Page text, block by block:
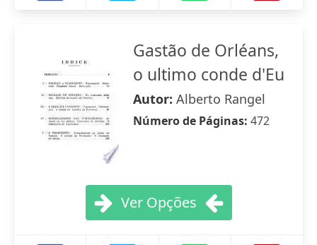
Gastão de Orléans,
o ultimo conde d'Eu
Autor: Alberto Rangel
Número de Páginas: 472
Ver Opções